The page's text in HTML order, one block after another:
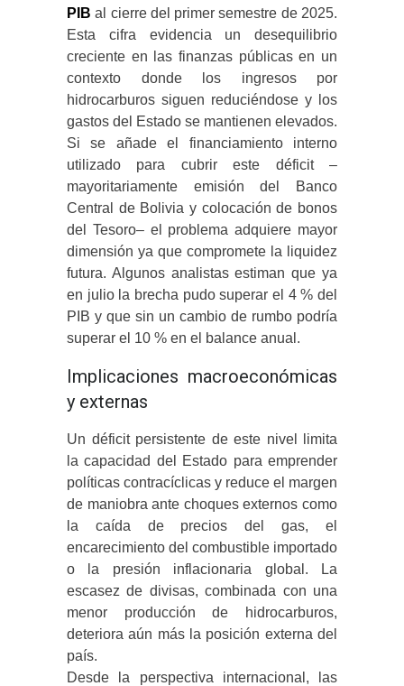
PIB al cierre del primer semestre de 2025.
Esta cifra evidencia un desequilibrio
creciente en las finanzas públicas en un
contexto donde los ingresos por
hidrocarburos siguen reduciéndose y los
gastos del Estado se mantienen elevados.
Si se añade el financiamiento interno
utilizado para cubrir este déficit –
mayoritariamente emisión del Banco
Central de Bolivia y colocación de bonos
del Tesoro– el problema adquiere mayor
dimensión ya que compromete la liquidez
futura. Algunos analistas estiman que ya
en julio la brecha pudo superar el 4 % del
PIB y que sin un cambio de rumbo podría
superar el 10 % en el balance anual.
Implicaciones macroeconómicas
y externas
Un déficit persistente de este nivel limita
la capacidad del Estado para emprender
políticas contracíclicas y reduce el margen
de maniobra ante choques externos como
la caída de precios del gas, el
encarecimiento del combustible importado
o la presión inflacionaria global. La
escasez de divisas, combinada con una
menor producción de hidrocarburos,
deteriora aún más la posición externa del
país.
Desde la perspectiva internacional, las